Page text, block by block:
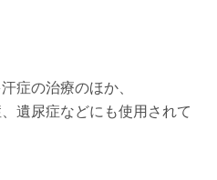
症の治療のほか、
遺尿症などにも使用されて